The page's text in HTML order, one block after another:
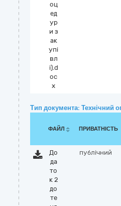
оц
ед
ур
и з
ак
упі
вл
і).d
oc
x
Тип документа: Технічний
ФАЙЛ ПРИВАТНІСТЬ
До
да
то
к 2
до
те
публічний